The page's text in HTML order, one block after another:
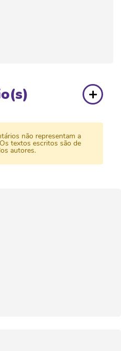
não representam a
textos escritos são de
autores.